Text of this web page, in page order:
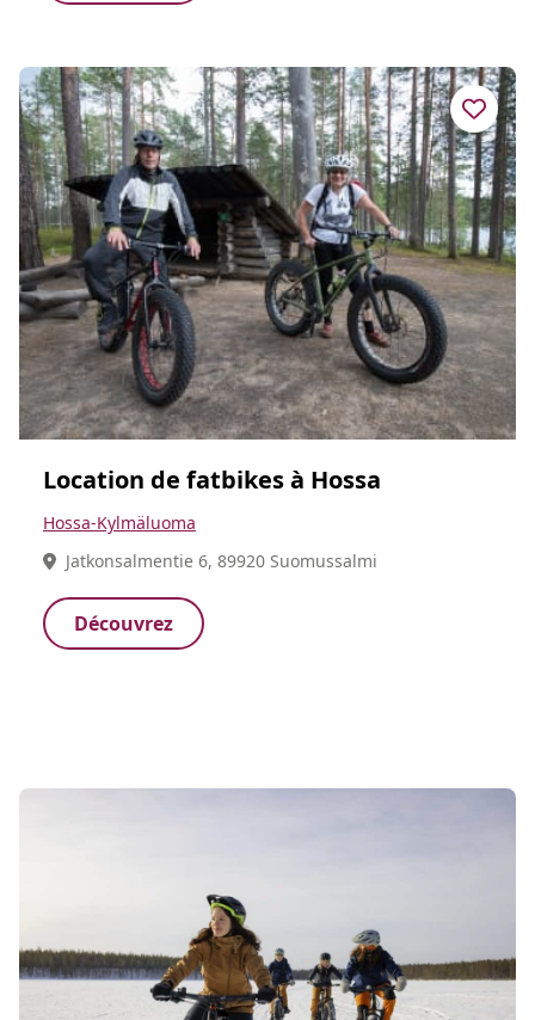
Location de fatbikes à Hossa
Hossa-Kylmäluoma
Jatkonsalmentie 6, 89920 Suomussalmi
Découvrez